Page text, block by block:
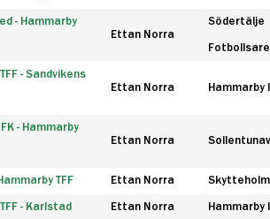
- Hammarby
Ettan Norra
Södertälje
- Sandvikens
Ettan Norra Hammarby
- Hammarby
Ettan Norra
TFF Ettan Norra
- Karlstad Ettan Norra Hammarby